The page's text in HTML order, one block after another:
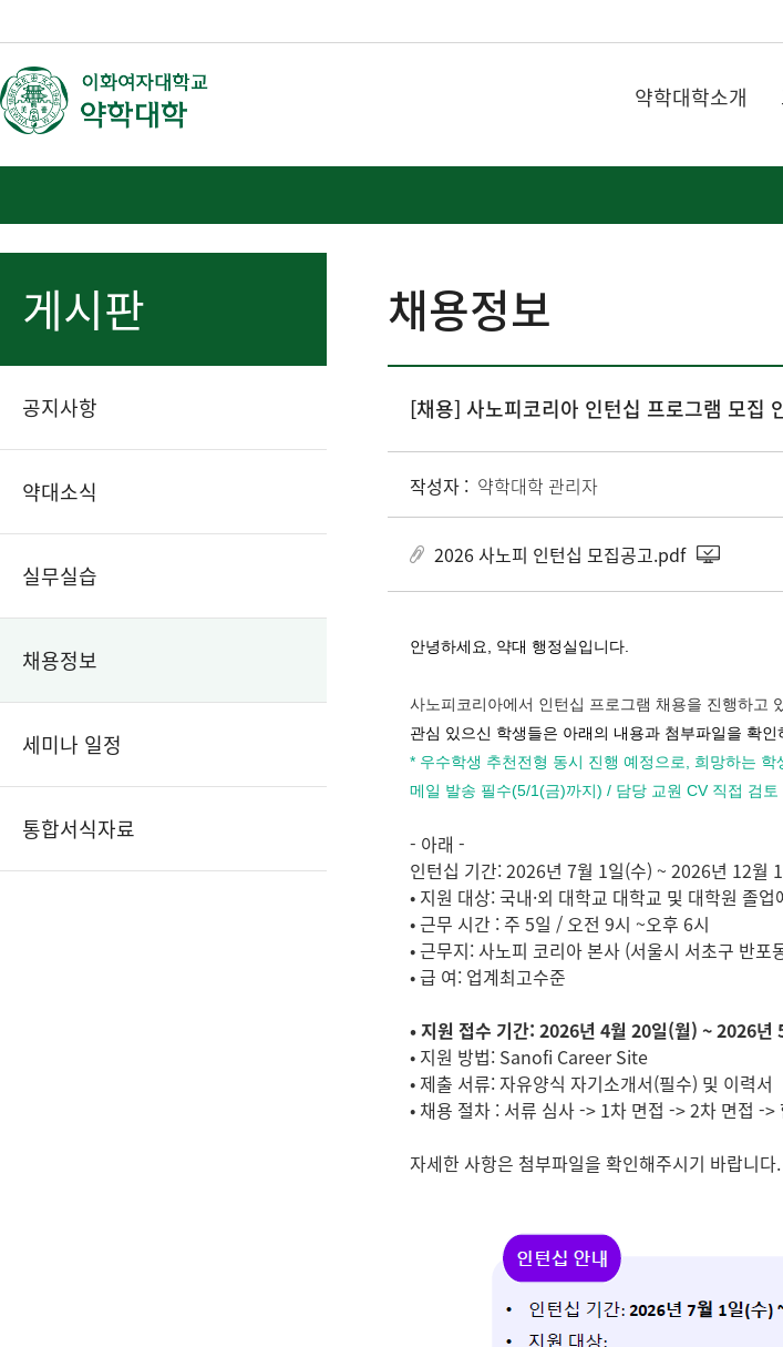
약학대학소개
게시판
공지사항
약대소식
실무실습
채용정보
세미나 일정
통합서식자료
채용정보
[채용] 사노피코리아 인턴십 프로그램 모집
작성자 : 약학대학 관리자
2026 사노피 인턴십 모집공고.pdf
안녕하세요, 약대 행정실입니다.
사노피코리아에서 인턴십 프로그램 채용을 진행하고
관심 있으신 학생들은 아래의 내용과 첨부파일을 확인
* 우수학생 추천전형 동시 진행 예정으로, 희망하는
메일 발송 필수(5/1(금)까지) / 담당 교원 CV 직접 검토
- 아래 -
인턴십 기간: 2026년 7월 1일(수) ~ 2026년 12월
• 지원 대상: 국내·외 대학교 대학교 및 대학원 졸
• 근무 시간 : 주 5일 / 오전 9시 ~오후 6시
• 근무지: 사노피 코리아 본사 (서울시 서초구 반포
• 급 여: 업계최고수준
• 지원 접수 기간: 2026년 4월 20일(월) ~ 2026년
• 지원 방법: Sanofi Career Site
• 제출 서류: 자유양식 자기소개서(필수) 및 이력서
• 채용 절차 : 서류 심사 -> 1차 면접 -> 2차 면접 -
자세한 사항은 첨부파일을 확인해주시기 바랍니다.